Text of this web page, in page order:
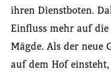
ihren Dienstboten.
Einfluss mehr auf
Mägde. Als der neue
auf dem Hof